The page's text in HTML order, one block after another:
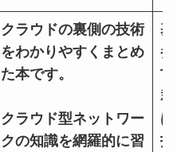
クラウドの裏側の技術
をわかりやすくまとめ
た本です。
クラウド型ネットワー
クの知識を網羅的に習